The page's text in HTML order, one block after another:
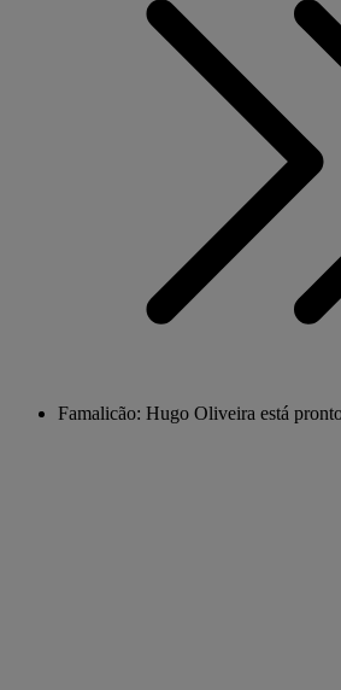
Famalicão: Hugo Oliveira está